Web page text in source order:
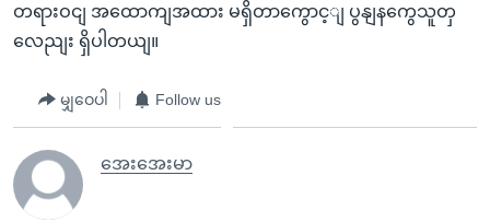
တရားဝငျ အထောကျအထား မရှိတာကွောင့ျ ပွနျနကွေသူတှ
လေညျး ရှိပါတယျ။
မျှဝေပါ Follow us
အေးအေးမာ